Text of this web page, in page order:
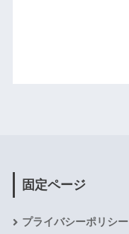
固定ページ
プライバシーポリシー